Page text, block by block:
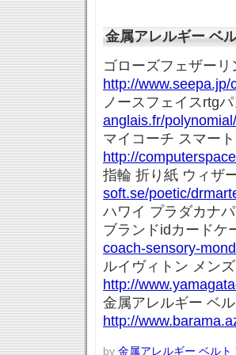
金属アレルギー ベ
ゴローズフェザーリ
http://
ノースフェイスrtgパ
anglais.fr/
マイコーチ スマー
http://
指輪 折り紙 ウィザ
soft.se/poetic/
ハワイ プラダカナパ
ブランドidカードケ
coach-sensory-
ルイヴィトン メン
http://
金属アレルギー ベ
http://
by 金属アレルギー ベルト